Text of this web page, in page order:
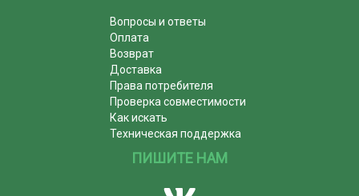
Вопросы и ответы
Оплата
Возврат
Доставка
Права потребителя
Проверка совместимости
Как искать
Техническая поддержка
ПИШИТЕ НАМ